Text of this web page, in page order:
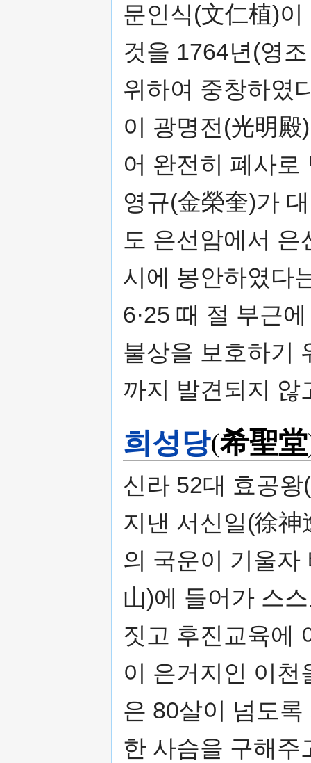
문인식(文仁植)
것을 1764년(영
위하여 중창하였
이 광명전(光明殿
어 완전히 폐사로
영규(金榮奎)가
도 은선암에서
시에 봉안하였다
6·25 때 절 부근
불상을 보호하기
까지 발견되지 않
희성당(希聖
신라 52대 효공
지낸 서신일(徐
의 국운이 기울자
山)에 들어가 스
짓고 후진교육에
이 은거지인 이천
은 80살이 넘도
한 사슴을 구해주